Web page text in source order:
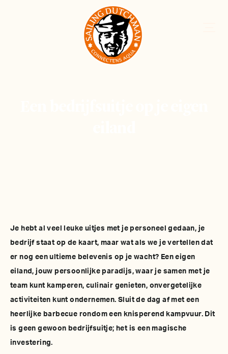
Je hebt al veel leuke uitjes met je personeel gedaan, je
bedrijf staat op de kaart, maar wat als we je vertellen dat
er nog een ultieme belevenis op je wacht? Een eigen
eiland, jouw persoonlijke paradijs, waar je samen met je
team kunt kamperen, culinair genieten, onvergetelijke
activiteiten kunt ondernemen. Sluit de dag af met een
heerlijke barbecue rondom een knisperend kampvuur. Dit
is geen gewoon bedrijfsuitje; het is een magische
investering.